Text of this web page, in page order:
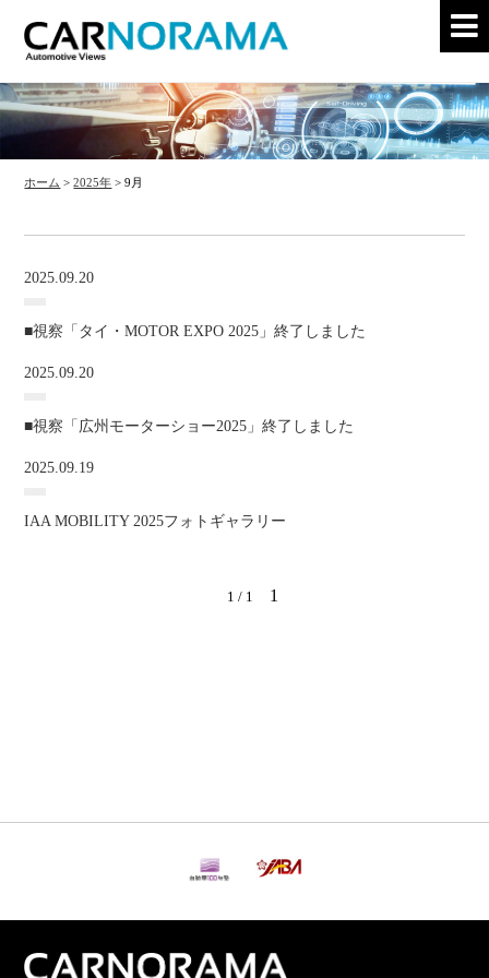
ホーム >2025年 >9月
2025.09.20
■視察「タイ・MOTOR EXPO 2025」終了しました
2025.09.20
■視察「広州モーターショー2025」終了しました
2025.09.19
IAA MOBILITY 2025フォトギャラリー
1 / 1 1